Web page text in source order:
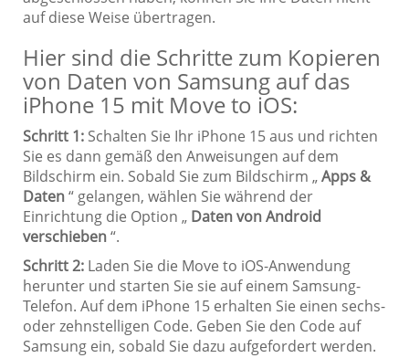
auf diese Weise übertragen.
Hier sind die Schritte zum Kopieren
von Daten von Samsung auf das
iPhone 15 mit Move to iOS:
Schritt 1: Schalten Sie Ihr iPhone 15 aus und richten
Sie es dann gemäß den Anweisungen auf dem
Bildschirm ein. Sobald Sie zum Bildschirm „Apps &
Daten“ gelangen, wählen Sie während der
Einrichtung die Option „ Daten von Android
verschieben“.
Schritt 2: Laden Sie die Move to iOS-Anwendung
herunter und starten Sie sie auf einem Samsung-
Telefon. Auf dem iPhone 15 erhalten Sie einen sechs-
oder zehnstelligen Code. Geben Sie den Code auf
Samsung ein, sobald Sie dazu aufgefordert werden.